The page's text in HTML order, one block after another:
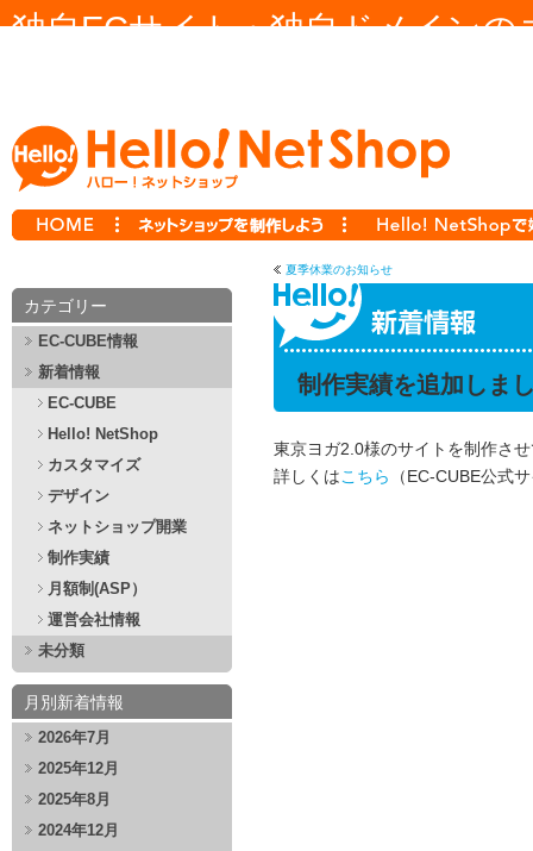
独自ECサイト・独自ドメイン
夏季休業のお知らせ
制作実績を追加しま
東京ヨガ2.0様のサイトを制作さ
詳しくはこちら （EC-CUBE公式
カテゴリー
EC-CUBE情報
新着情報
EC-CUBE
Hello! NetShop
カスタマイズ
デザイン
ネットショップ開業
制作実績
月額制(ASP）
運営会社情報
未分類
月別新着情報
2026年7月
2025年12月
2025年8月
2024年12月